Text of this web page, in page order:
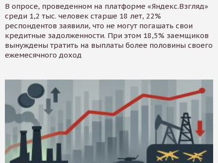
В опросе, проведенном на платформе «Яндекс.Взгляд»
среди 1,2 тыс. человек старше 18 лет, 22%
респондентов заявили, что не могут погашать свои
кредитные задолженности. При этом 18,5% заемщиков
вынуждены тратить на выплаты более половины своего
ежемесячного доход